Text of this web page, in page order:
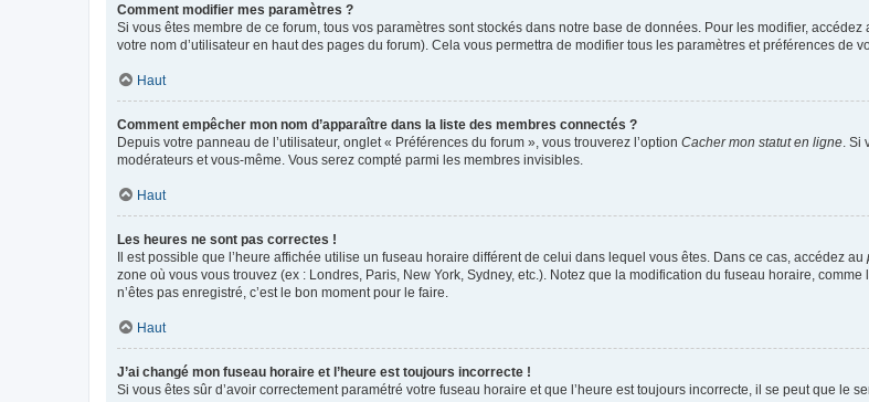
Comment modifier mes paramètres ?
Si vous êtes membre de ce forum, tous vos paramètres sont stockés dans notre base de données. Pour les modifier, accédez
votre nom d’utilisateur en haut des pages du forum). Cela vous permettra de modifier tous les paramètres et préférences de
Haut
Comment empêcher mon nom d’apparaître dans la liste des membres connectés ?
Depuis votre panneau de l’utilisateur, onglet « Préférences du forum », vous trouverez l’option Cacher mon statut en ligne .
modérateurs et vous-même. Vous serez compté parmi les membres invisibles.
Haut
Les heures ne sont pas correctes !
Il est possible que l’heure affichée utilise un fuseau horaire différent de celui dans lequel vous êtes. Dans ce cas, accédez au
zone où vous vous trouvez (ex : Londres, Paris, New York, Sydney, etc.). Notez que la modification du fuseau horaire,
n’êtes pas enregistré, c’est le bon moment pour le faire.
Haut
J’ai changé mon fuseau horaire et l’heure est toujours incorrecte !
Si vous êtes sûr d’avoir correctement paramétré votre fuseau horaire et que l’heure est toujours incorrecte, il se peut que le